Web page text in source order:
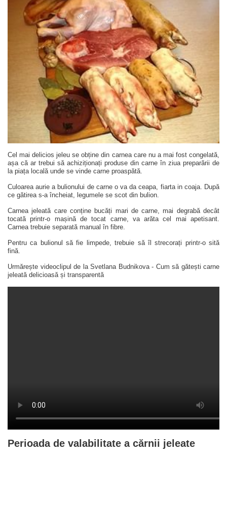
Cel mai delicios jeleu se obține din carnea care nu a mai fost congelată,
așa că ar trebui să achiziționați produse din carne în ziua preparării de
la piața locală unde se vinde carne proaspătă.
Culoarea aurie a bulionului de carne o va da ceapa, fiarta in coaja. După
ce gătirea s-a încheiat, legumele se scot din bulion.
Carnea jeleată care conține bucăți mari de carne, mai degrabă decât
tocată printr-o mașină de tocat carne, va arăta cel mai apetisant.
Carnea trebuie separată manual în fibre.
Pentru ca bulionul să fie limpede, trebuie să îl strecorați printr-o sită
fină.
Urmărește videoclipul de la Svetlana Budnikova - Cum să gătești carne
jeleată delicioasă și transparentă
Perioada de valabilitate a cărnii jeleate